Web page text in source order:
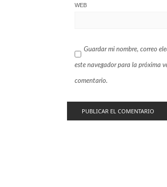
WEB
Guardar mi nombre, correo
este navegador para la próxima
comentario.